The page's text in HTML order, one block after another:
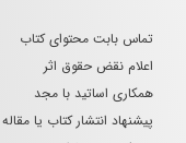
تماس بابت محتوای کتاب
اعلام نقض حقوق اثر
همکاری اساتید با مجد
پیشنهاد انتشار کتاب یا مقاله